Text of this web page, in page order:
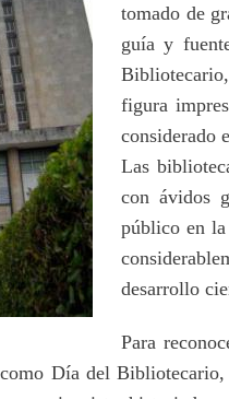
tomado de
guía y
figura
considerado
Las
con ávidos
público en la
desarrollo
Para
Día del